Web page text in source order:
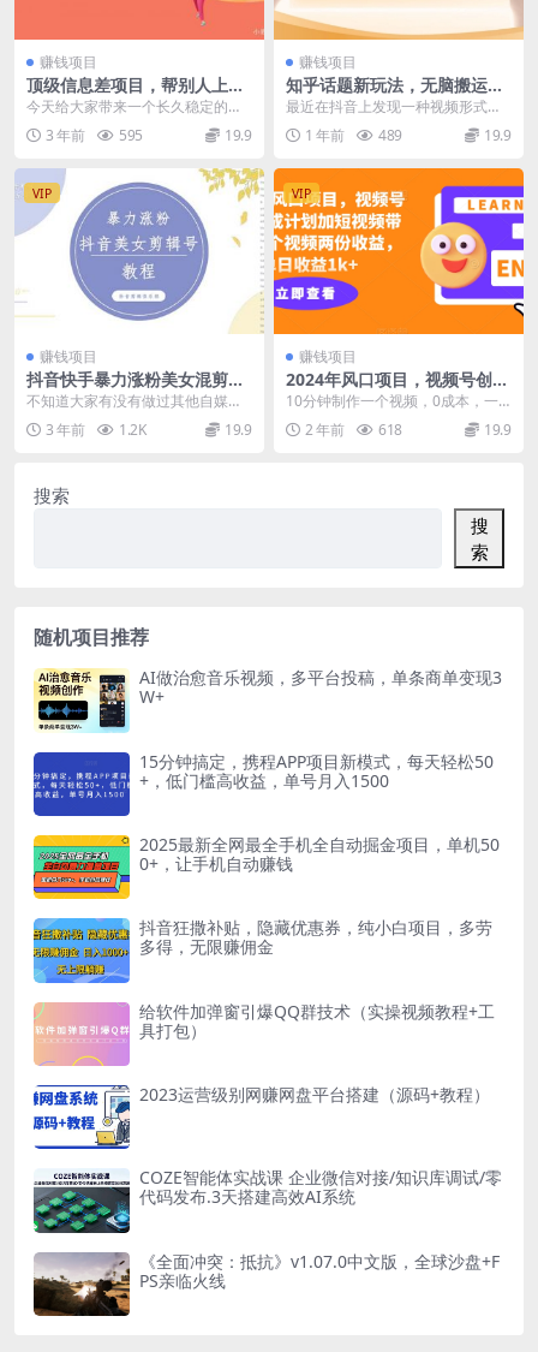
赚钱项目
顶级信息差项目，帮别人上传
视频，一个视频最低36，保姆
今天给大家带来一个长久稳定的信
息差项目。 利用我们中国人的身
份，帮老外上传视频。...
3 年前 595 19.9
赚钱项目
知乎话题新玩法，无脑搬运，
轻松日入500+
最近在抖音上发现一种视频形式，
内容制作简单，却能吸引大量数据
和粉丝。这种形式非常...
1 年前 489 19.9
VIP
赚钱项目
抖音快手暴力涨粉美女混剪视
频教程 百分百过原创图片教程
附带违规申诉方法
不知道大家有没有做过其他自媒体?
做自媒体很重要一件事就是，因为
做自媒体需要，不是...
3 年前 1.2K 19.9
VIP
赚钱项目
2024年风口项目，视频号创作
分成计划加短视频带货，一个
视频两份收益，单日收益1k+
10分钟制作一个视频，0成本，一
个视频两份收入，创作者分成计划
和短视频带货，受众...
2 年前 618 19.9
搜索
搜
索
随机项目推荐
AI做治愈音乐视频，多平台投稿，单条商单变现3
W+
15分钟搞定，携程APP项目新模式，每天轻松50
+，低门槛高收益，单号月入1500
2025最新全网最全手机全自动掘金项目，单机50
0+，让手机自动赚钱
抖音狂撒补贴，隐藏优惠券，纯小白项目，多劳
多得，无限赚佣金
给软件加弹窗引爆QQ群技术（实操视频教程+工
具打包）
2023运营级别网赚网盘平台搭建（源码+教程）
COZE智能体实战课 企业微信对接/知识库调试/零
代码发布.3天搭建高效AI系统
《全面冲突：抵抗》v1.07.0中文版，全球沙盘+F
PS亲临火线